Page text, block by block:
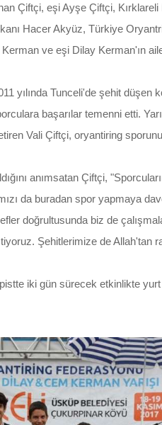
Çiftçi, eşi Ayşe Çiftçi,
Hacer Akyüz, Türkiye
ve eşi Dilay Kerman'ın
yılında Tunceli'de şehit
başarılar temenni etti.
Vali Çiftçi, oryantiring
anımsatan Çiftçi,
da buradan spor yapmaya
doğrultusunda biz de
Şehitlerimize de Allah'tan
iki gün sürecek etkinlikte yurt